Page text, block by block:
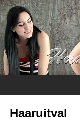
Haaruitval